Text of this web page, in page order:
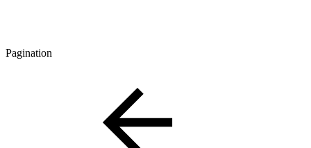
Pagination